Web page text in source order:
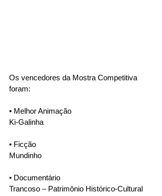
Os vencedores da Mostra Competitiva
foram:
• Melhor Animação
Ki-Galinha
• Ficção
Mundinho
• Documentário
Trancoso – Patrimônio Histórico-Cultural